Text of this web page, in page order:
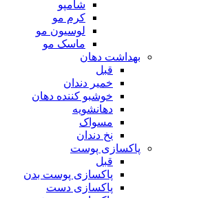
شامپو
کرم مو
لوسیون مو
ماسک مو
بهداشت دهان
قبل
خمیر دندان
خوشبو کننده دهان
دهانشویه
مسواک
نخ دندان
پاکسازی پوست
قبل
پاکسازی پوست بدن
پاکسازی دست